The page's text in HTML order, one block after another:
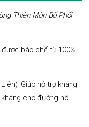
Thiên Môn Bổ Phổi
được bào chế từ 100%
Giúp hỗ trợ kháng
cho đường hô